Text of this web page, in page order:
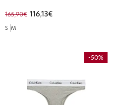
165,90€ 116,13€
S M
-50%